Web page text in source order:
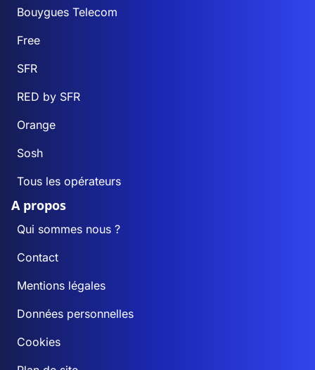
Bouygues Telecom
Free
SFR
RED by SFR
Orange
Sosh
Tous les opérateurs
A propos
Qui sommes nous ?
Contact
Mentions légales
Données personnelles
Cookies